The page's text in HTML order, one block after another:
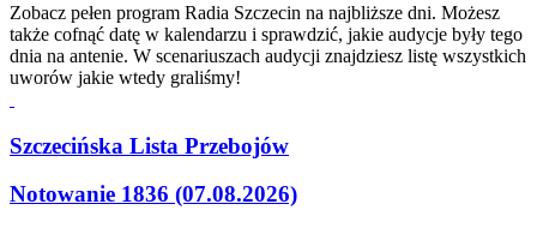
Zobacz pełen program Radia Szczecin na najbliższe dni. Możesz
także cofnąć datę w kalendarzu i sprawdzić, jakie audycje były tego
dnia na antenie. W scenariuszach audycji znajdziesz listę wszystkich
uworów jakie wtedy graliśmy!
Szczecińska Lista Przebojów
Notowanie 1836 (07.08.2026)